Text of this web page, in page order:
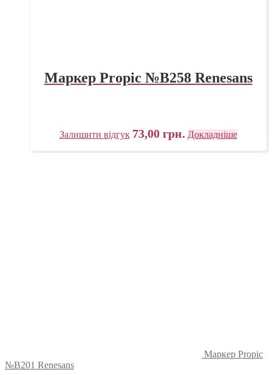
Маркер Propic №B258 Renesans
Залишити відгук 73,00 грн. Докладніше
Маркер Propic
№B201 Renesans